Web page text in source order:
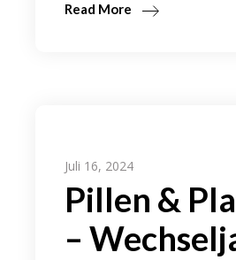
Read More
Juli 16, 2024
Pillen &
–